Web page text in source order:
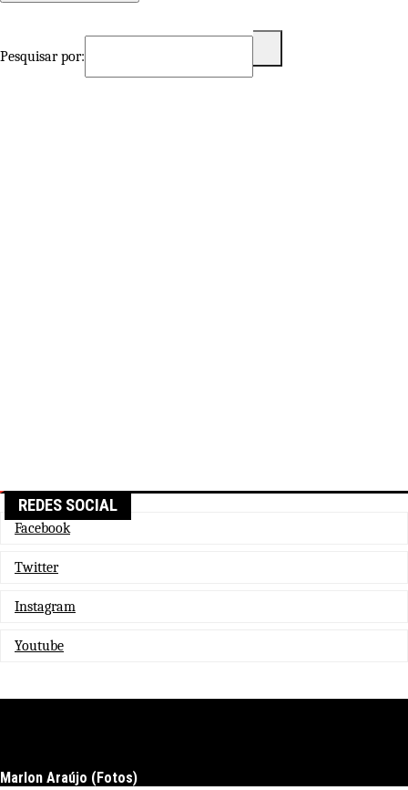
Pesquisar por:
REDES SOCIAL
Facebook
Twitter
Instagram
Youtube
Marlon Araújo (Fotos)